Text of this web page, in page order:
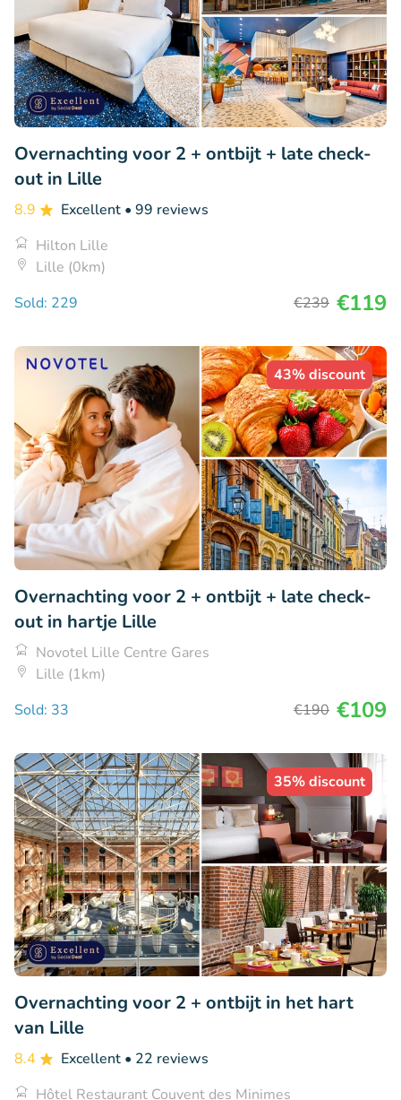
Overnachting voor 2 + ontbijt + late check-
out in Lille
8.9 Excellent • 99 reviews
Hilton Lille
Lille (0km)
Sold: 229
€239 €119
43% discount
Overnachting voor 2 + ontbijt + late check-
out in hartje Lille
Novotel Lille Centre Gares
Lille (1km)
Sold: 33
€190 €109
35% discount
Overnachting voor 2 + ontbijt in het hart
van Lille
8.4 Excellent • 22 reviews
Hôtel Restaurant Couvent des Minimes